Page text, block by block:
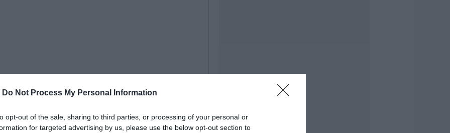
Do Not Process My Personal Information
opt-out of the sale, sharing to third parties, or processing of your personal or
for targeted advertising by us, please use the below opt-out section to
Εύβοια: Παράκληση
κεράσματα και
09.08.2026 | 13:40